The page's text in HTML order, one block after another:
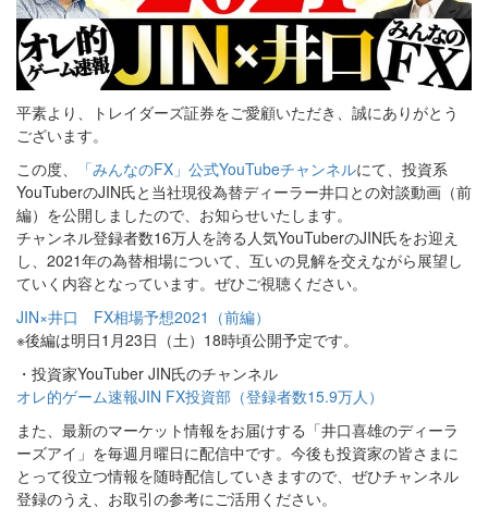
平素より、トレイダーズ証券をご愛顧いただき、誠にありがとう
ございます。
この度、
「みんなのFX」公式YouTubeチャンネルにて、投資系
YouTuberのJIN氏と当社現役為替ディーラー井口との対談動画（前
編）を公開しましたので、お知らせいたします。
チャンネル登録者数16万人を誇る人気YouTuberのJIN氏をお迎え
し、2021年の為替相場について、互いの見解を交えながら展望し
ていく内容となっています。ぜひご視聴ください。
JIN×井口 FX相場予想2021（前編）
※後編は明日1月23日（土）18時頃公開予定です。
・投資家YouTuber JIN氏のチャンネル
オレ的ゲーム速報JIN FX投資部（登録者数15.9万人）
また、最新のマーケット情報をお届けする「井口喜雄のディーラ
ーズアイ」を毎週月曜日に配信中です。今後も投資家の皆さまに
とって役立つ情報を随時配信していきますので、ぜひチャンネル
登録のうえ、お取引の参考にご活用ください。